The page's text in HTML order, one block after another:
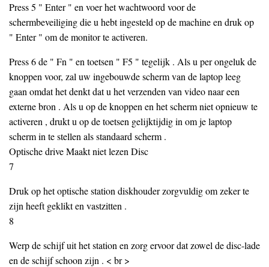
Press 5 " Enter " en voer het wachtwoord voor de
schermbeveiliging die u hebt ingesteld op de machine en druk op
" Enter " om de monitor te activeren.
Press 6 de " Fn " en toetsen " F5 " tegelijk . Als u per ongeluk de
knoppen voor, zal uw ingebouwde scherm van de laptop leeg
gaan omdat het denkt dat u het verzenden van video naar een
externe bron . Als u op de knoppen en het scherm niet opnieuw te
activeren , drukt u op de toetsen gelijktijdig in om je laptop
scherm in te stellen als standaard scherm .
Optische drive Maakt niet lezen Disc
7
Druk op het optische station diskhouder zorgvuldig om zeker te
zijn heeft geklikt en vastzitten .
8
Werp de schijf uit het station en zorg ervoor dat zowel de disc-lade
en de schijf schoon zijn . < br >